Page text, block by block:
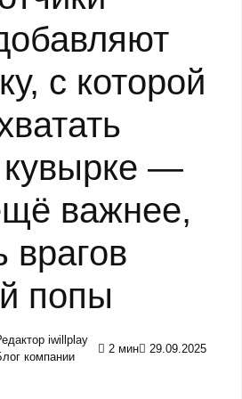
с которой
—
важнее,
врагов
попы
iwillplay
компании
2 мин 29.09.2025